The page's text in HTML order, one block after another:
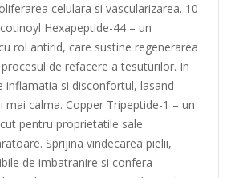
celulara si vascularizarea. 10
Hexapeptide-44 – un
rol antirid, care sustine regenerarea
de refacere a tesuturilor. In
inflamatia si disconfortul, lasand
mai calma. Copper Tripeptide-1 – un
pentru proprietatile sale
Sprijina vindecarea pielii,
de imbatranire si confera